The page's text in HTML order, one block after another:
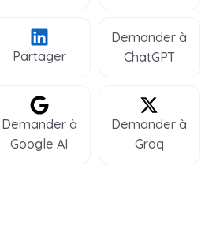
Partager
Demander à
ChatGPT
Demander à
Google AI
Demander à
Groq